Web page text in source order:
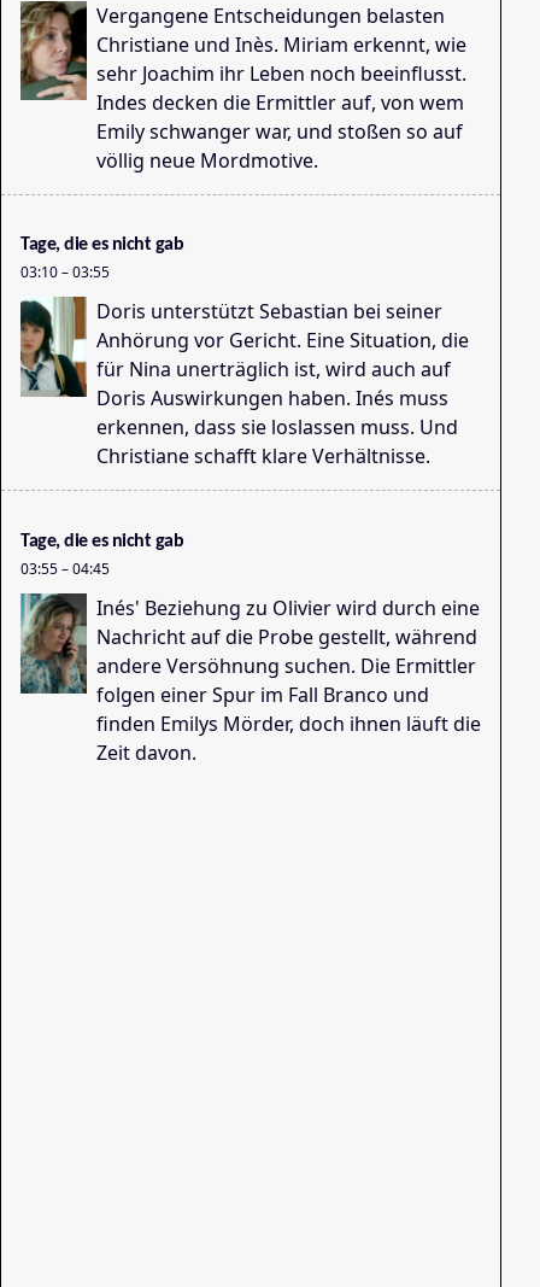
Vergangene Entscheidungen belasten
Christiane und Inès. Miriam erkennt, wie
sehr Joachim ihr Leben noch beeinflusst.
Indes decken die Ermittler auf, von wem
Emily schwanger war, und stoßen so auf
völlig neue Mordmotive.
Tage, die es nicht gab
03:10–03:55
Doris unterstützt Sebastian bei seiner
Anhörung vor Gericht. Eine Situation, die
für Nina unerträglich ist, wird auch auf
Doris Auswirkungen haben. Inés muss
erkennen, dass sie loslassen muss. Und
Christiane schafft klare Verhältnisse.
Tage, die es nicht gab
03:55–04:45
Inés' Beziehung zu Olivier wird durch eine
Nachricht auf die Probe gestellt, während
andere Versöhnung suchen. Die Ermittler
folgen einer Spur im Fall Branco und
finden Emilys Mörder, doch ihnen läuft die
Zeit davon.